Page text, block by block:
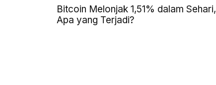
Bitcoin Melonjak 1,51% dalam Sehari,
Apa yang Terjadi?